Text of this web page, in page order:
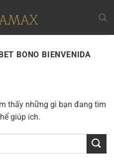
BONO BIENVENIDA
thấy những gì bạn đang tìm
giúp ích.